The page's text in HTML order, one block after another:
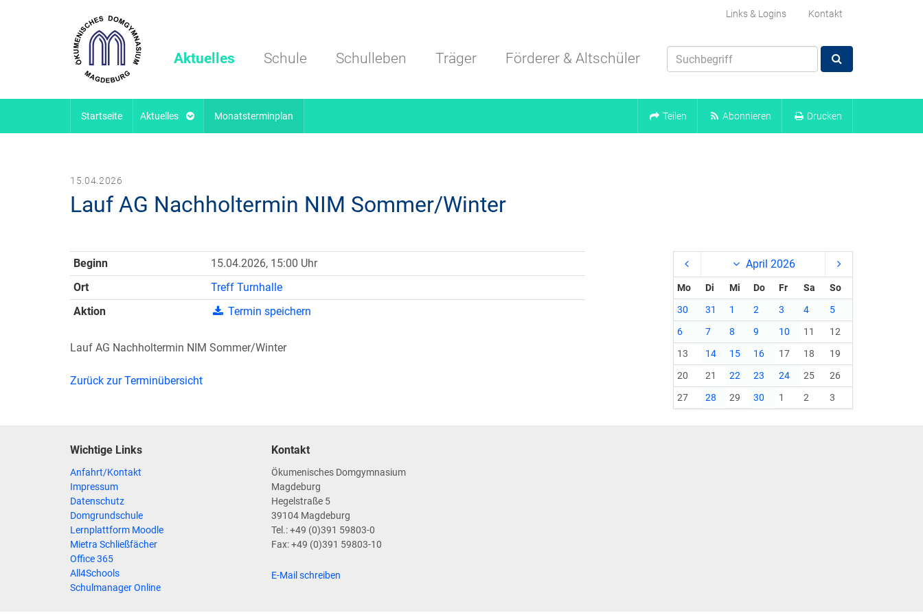
Links & Logins Kontakt
Aktuelles Schule Schulleben Träger Förderer & Altschüler
Startseite Aktuelles Monatsterminplan Teilen Abonnieren Drucken
15.04.2026
Lauf AG Nachholtermin NIM Sommer/Winter
Beginn
15.04.2026, 15:00 Uhr
Ort
Treff Turnhalle
Aktion
Termin speichern
Lauf AG Nachholtermin NIM Sommer/Winter
Zurück zur Terminübersicht
April 2026
Mo Di Mi Do Fr Sa
So
30
31 1 2 3 4
5
6
7 8 9 10 11
12
13
14 15 16 17 18
19
20
21 22 23 24 25
26
27
28 29 30 1 2 3
Wichtige Links
Anfahrt/Kontakt
Impressum
Datenschutz
Domgrundschule
Lernplattform Moodle
Mietra Schließfächer
Office 365
All4Schools
Schulmanager Online
Kontakt
Ökumenisches Domgymnasium
Magdeburg
Hegelstraße 5
39104 Magdeburg
Tel.: +49 (0)391 59803-0
Fax: +49 (0)391 59803-10
E-Mail schreiben